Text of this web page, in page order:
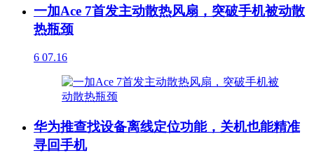
一加Ace 7首发主动散热风扇，突破手机被动散
热瓶颈
6 07.16
华为推查找设备离线定位功能，关机也能精准
寻回手机